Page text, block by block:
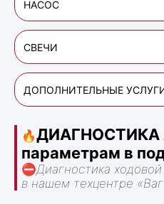
НАСОС
СВЕЧИ
ДОПОЛНИТЕЛЬНЫЕ
🔥ДИАГНОСТИКА
параметрам в
⛔Диагностика
в нашем техцентре